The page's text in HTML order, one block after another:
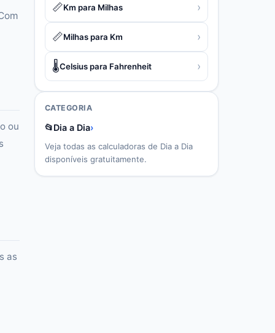
ou
as
📏Km para Milhas ›
📏Milhas para Km ›
🌡️Celsius para Fahrenheit ›
CATEGORIA
📂Dia a Dia›
Veja todas as calculadoras de Dia a Dia
disponíveis gratuitamente.